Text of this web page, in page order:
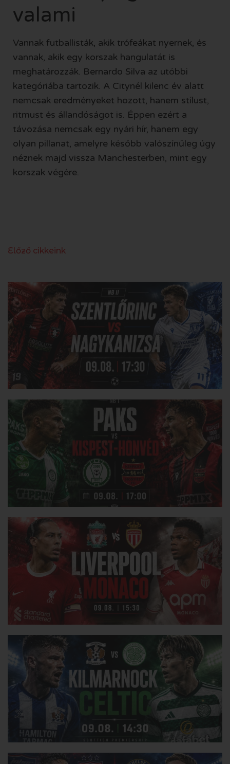
Előző cikkeink
valami
Vannak futballisták, akik trófeákat nyernek, és
vannak, akik egy korszak hangulatát is
meghatározzák. Bernardo Silva az utóbbi
kategóriába tartozik. A Citynél kilenc év alatt
nemcsak eredményeket hozott, hanem stílust,
ritmust és állandóságot is. Éppen ezért a
távozása nemcsak egy nyári hír, hanem egy
olyan pillanat, amelyre később valószínűleg úgy
néznek majd vissza Manchesterben, mint egy
korszak végére.